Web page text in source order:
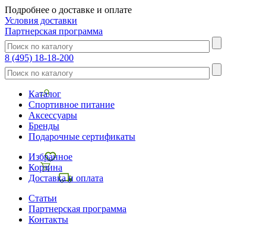
Подробнее о доставке и оплате
Условия доставки
Партнерская программа
8 (495) 18-18-200
Каталог
Спортивное питание
Аксессуары
Бренды
Подарочные сертификаты
Избранное
Корзина
Доставка и оплата
Статьи
Партнерская программа
Контакты